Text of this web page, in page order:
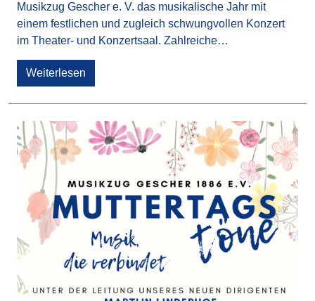
Musikzug Gescher e. V. das musikalische Jahr mit
einem festlichen und zugleich schwungvollen Konzert
im Theater- und Konzertsaal. Zahlreiche…
Weiterlesen